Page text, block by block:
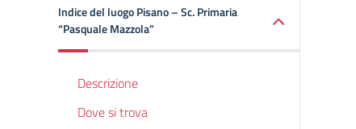
Indice del luogo Pisano – Sc. Primaria
“Pasquale Mazzola”
Descrizione
Dove si trova